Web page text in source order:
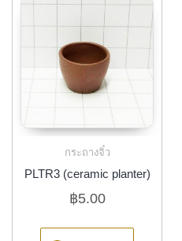
กระถางจิ๋ว
PLTR3 (ceramic planter)
฿5.00